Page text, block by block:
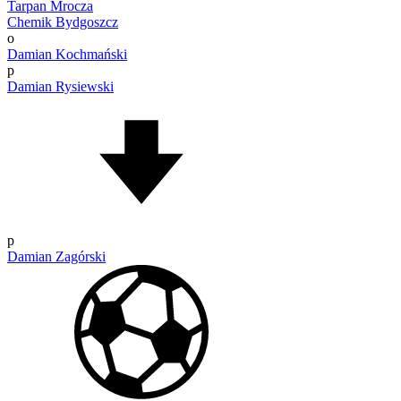
Tarpan Mrocza
Chemik Bydgoszcz
o
Damian Kochmański
p
Damian Rysiewski
p
Damian Zagórski